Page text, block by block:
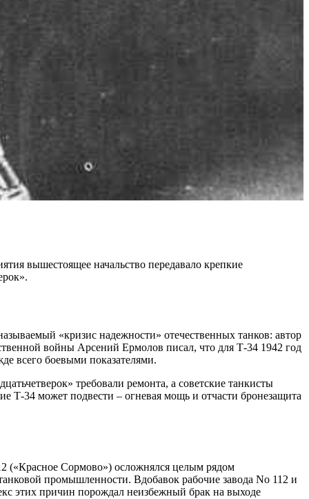
вышестоящее начальство передавало крепкие
«кризис надежности» отечественных танков: автор
войны Арсений Ермолов писал, что для Т-34 1942 год
всего боевыми показателями.
требовали ремонта, а советские танкисты
Т-34 может подвести – огневая мощь и отчасти бронезащита
(«Красное Сормово») осложнялся целым рядом
промышленности. Вдобавок рабочие завода No 112 и
этих причин порождал неизбежный брак на выходе